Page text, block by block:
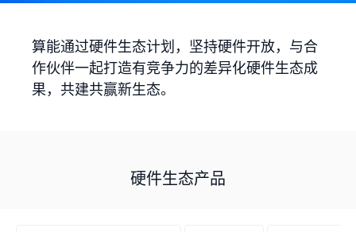
算能通过硬件生态计划，坚持硬件开放，与合
作伙伴一起打造有竞争力的差异化硬件生态成
果，共建共赢新生态。
硬件生态产品